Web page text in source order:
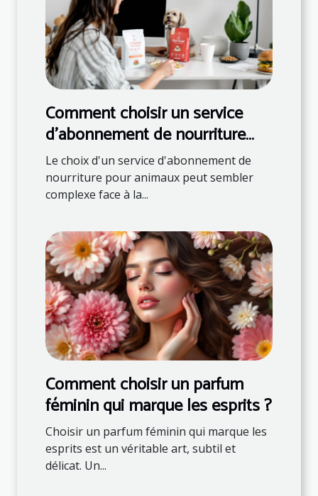
Comment choisir un service
d'abonnement de nourriture
pour animaux ?
Le choix d'un service d'abonnement de
nourriture pour animaux peut sembler
complexe face à la...
Comment choisir un parfum
féminin qui marque les esprits ?
Choisir un parfum féminin qui marque les
esprits est un véritable art, subtil et
délicat. Un...